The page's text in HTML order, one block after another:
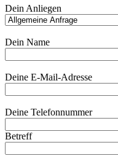
Dein Anliegen
Dein Name
Deine E-Mail-Adresse
Deine Telefonnummer
Betreff